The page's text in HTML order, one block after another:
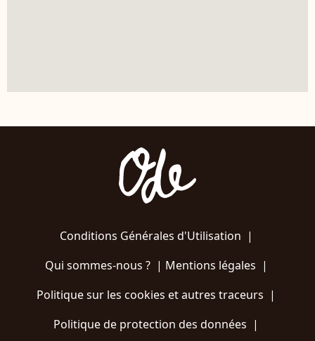
Conditions Générales d'Utilisation |
Qui sommes-nous ?| Mentions légales |
Politique sur les cookies et autres traceurs |
Politique de protection des données |